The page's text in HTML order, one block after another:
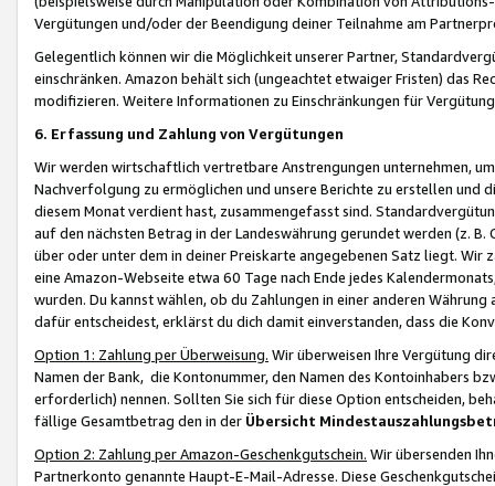
Vergütungen und/oder der Beendigung deiner Teilnahme am
Gelegentlich können wir die Möglichkeit unserer Partner,
einschränken. Amazon behält sich (ungeachtet etwaiger Fristen) das
modifizieren. Weitere Informationen zu Einschränkungen für
6. Erfassung und Zahlung von Vergütungen
Wir werden wirtschaftlich vertretbare Anstrengungen unternehmen,
Nachverfolgung zu ermöglichen und unsere Berichte zu erstellen und
diesem Monat verdient hast, zusammengefasst sind.
auf den nächsten Betrag in der Landeswährung gerundet werden (z.
über oder unter dem in deiner Preiskarte angegebenen Satz liegt.
eine Amazon-Webseite etwa 60 Tage nach Ende jedes
wurden. Du kannst wählen, ob du Zahlungen in einer anderen
dafür entscheidest, erklärst du dich damit einverstanden, dass die
Option 1: Zahlung per Überweisung. Wir überweisen Ihre Vergütung
Namen der Bank, die Kontonummer, den Namen des Kontoinhabers
erforderlich) nennen. Sollten Sie sich für diese Option entscheiden,
fällige Gesamtbetrag den in der Übersicht
Option 2: Zahlung per Amazon-Geschenkgutschein. Wir übersenden
Partnerkonto genannte Haupt-E-Mail-Adresse. Diese